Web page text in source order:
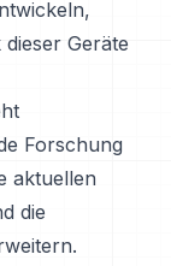
Geräte
Forschung
aktuellen
die